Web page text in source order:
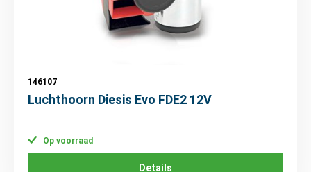
146107
Luchthoorn Diesis Evo FDE2 12V
Op voorraad
Details